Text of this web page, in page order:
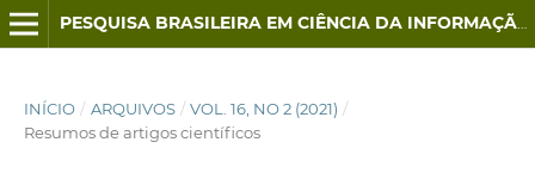
PESQUISA BRASILEIRA EM CIÊNCIA DA INFORMAÇÃO E BIBLIOTECONOMIA
INÍCIO / ARQUIVOS / VOL. 16, NO 2 (2021) /
Resumos de artigos científicos